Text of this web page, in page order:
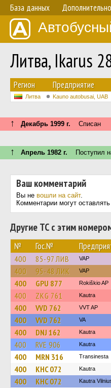
База данных Дополнительно
Литва, Ikarus
Регион Предприятие
Литва Kauno autobusai, UAB
↑ Декабрь 1999 г. Списан
↑ Апрель 1982 г. Поступил
Ваш комментарий
Вы не вошли на сайт.
Комментарии могут
Другие ТС с этим
№ Гос.№
400 85-97 ЛИВ VAP
400 95-48 ЛИК VAP
400 GPU 877 Rokiškio AP
400 ZKG 761 Kautra
400 VVD 762 VVT AP
400 VVD 762 VA
400 DNJ 162 Kautra
400 RVE 906 Kautra
400 MRN 316 Transinesta
400 KHC 072 Kautra
400 KHC 072 Kautra